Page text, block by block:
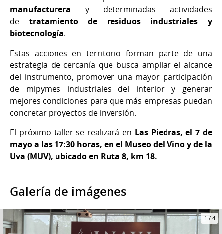
manufacturera y determinadas actividades
de tratamiento de residuos industriales y
biotecnología.
Estas acciones en territorio forman parte de una
estrategia de cercanía que busca ampliar el alcance
del instrumento, promover una mayor participación
de mipymes industriales del interior y generar
mejores condiciones para que más empresas puedan
concretar proyectos de inversión.
El próximo taller se realizará en Las Piedras, el 7 de
mayo a las 17:30 horas, en el Museo del Vino y de la
Uva (MUV), ubicado en Ruta 8, km 18.
Galería de imágenes
1 / 4